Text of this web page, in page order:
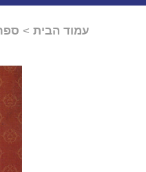
עמוד הבית >